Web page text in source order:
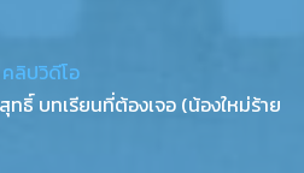
คลิปวิดีโอ
ทธิ์ บทเรียนที่ต้องเจอ (น้องใหม่ร้าย